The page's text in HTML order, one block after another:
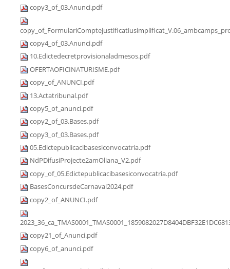
copy3_of_03.Anunci.pdf
copy4_of_03.Anunci.pdf
10.Edictedecretprovisionaladmesos.pdf
OFERTAOFICINATURISME.pdf
copy_of_ANUNCI.pdf
13.Actatribunal.pdf
copy5_of_anunci.pdf
copy2_of_03.Bases.pdf
copy3_of_03.Bases.pdf
05.Edictepublicacibasesiconvocatria.pdf
NdPDifusiProjecte2amOliana_V2.pdf
copy_of_05.Edictepublicacibasesiconvocatria.pdf
BasesConcursdeCarnaval2024.pdf
copy2_of_ANUNCI.pdf
copy21_of_Anunci.pdf
copy6_of_anunci.pdf